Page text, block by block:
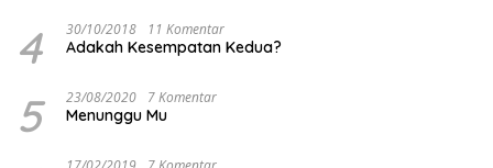
4 30/10/2018 11 Komentar
Adakah Kesempatan Kedua?
5 23/08/2020 7 Komentar
Menunggu Mu